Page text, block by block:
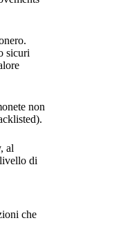
sicuri
non
al
di
che